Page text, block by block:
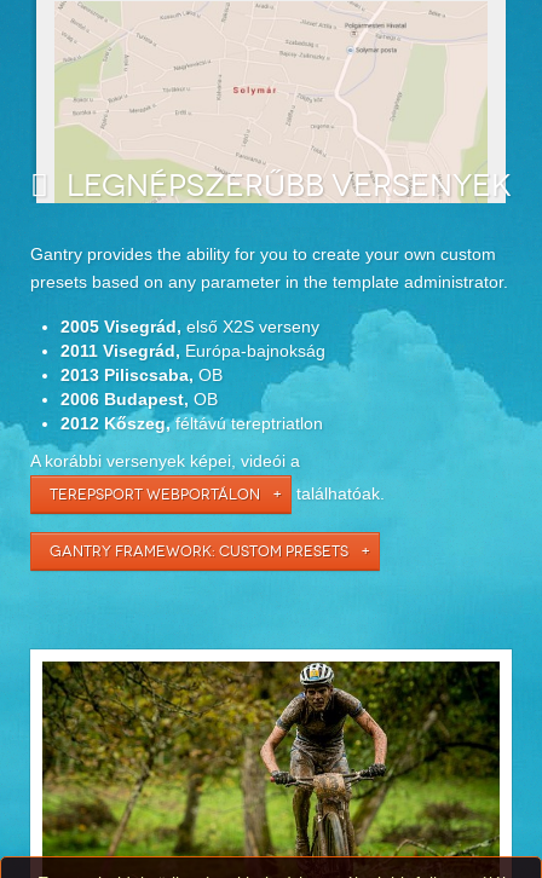
LEGNÉPSZERŰBB VERSENYEK
Gantry provides the ability for you to create your own custom
presets based on any parameter in the template administrator.
2005 Visegrád, első X2S verseny
2011 Visegrád, Európa-bajnokság
2013 Piliscsaba, OB
2006 Budapest, OB
2012 Kőszeg,féltávú tereptriatlon
A korábbi versenyek képei, videói a
TEREPSPORT WEBPORTÁLON találhatóak.
GANTRY FRAMEWORK: CUSTOM PRESETS